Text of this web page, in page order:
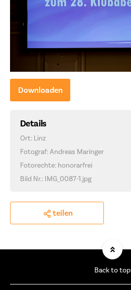
Downloaden
Details
Ort: Linz
Fotograf: Andreas Maringer
Fotorechte: honorarfrei
Bild Nr.: IMG_0087-1.jpg
teilen
Back to top